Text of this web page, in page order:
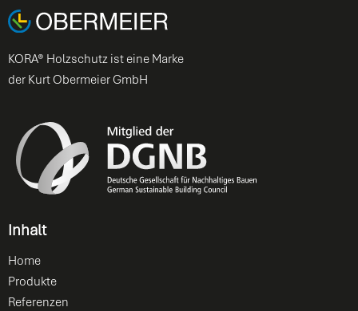
KORA® Holzschutz ist eine Marke
der Kurt Obermeier GmbH
Inhalt
Home
Produkte
Referenzen